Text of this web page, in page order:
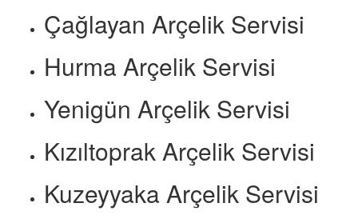
Çağlayan Arçelik Servisi
Hurma Arçelik Servisi
Yenigün Arçelik Servisi
Kızıltoprak Arçelik Servisi
Kuzeyyaka Arçelik Servisi